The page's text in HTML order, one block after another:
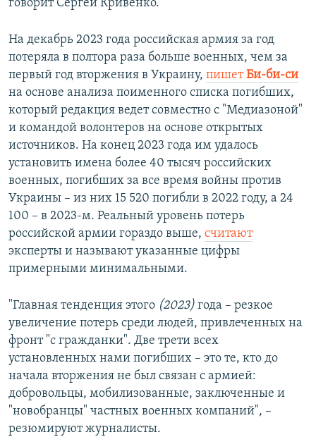
говорит Сергей Кривенко.
На декабрь 2023 года российская армия за год
потеряла в полтора раза больше военных, чем за
первый год вторжения в Украину, пишетБи-би-си
на основе анализа поименного списка погибших,
который редакция ведет совместно с "Медиазоной"
и командой волонтеров на основе открытых
источников. На конец 2023 года им удалось
установить имена более 40 тысяч российских
военных, погибших за все время войны против
Украины – из них 15 520 погибли в 2022 году, а 24
100 – в 2023-м. Реальный уровень потерь
российской армии гораздо выше, считают
эксперты и называют указанные цифры
примерными минимальными.
"Главная тенденция этого (2023) года – резкое
увеличение потерь среди людей, привлеченных на
фронт "с гражданки". Две трети всех
установленных нами погибших – это те, кто до
начала вторжения не был связан с армией:
добровольцы, мобилизованные, заключенные и
"новобранцы" частных военных компаний", –
резюмируют журналисты.